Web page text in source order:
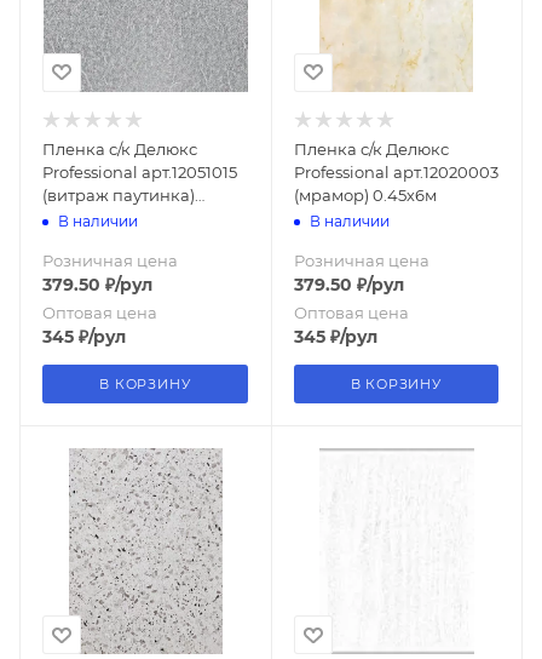
Пленка с/к Делюкс
Professional арт.12051015
(витраж паутинка)
0.45х6м
В наличии
Розничная цена
379.50 ₽/рул
Оптовая цена
345 ₽/рул
В КОРЗИНУ
Пленка с/к Делюкс
Professional арт.12020003
(мрамор) 0.45х6м
В наличии
Розничная цена
379.50 ₽/рул
Оптовая цена
345₽/рул
В КОРЗИНУ